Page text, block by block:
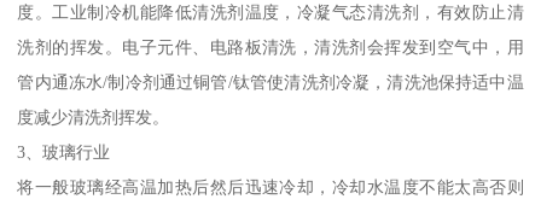
度。工业制冷机能降低清洗剂温度，冷凝气态清洗剂，有效防止清
洗剂的挥发。电子元件、电路板清洗，清洗剂会挥发到空气中，用
管内通冻水/制冷剂通过铜管/钛管使清洗剂冷凝，清洗池保持适中温
度减少清洗剂挥发。
3、玻璃行业
将一般玻璃经高温加热后然后迅速冷却，冷却水温度不能太高否则